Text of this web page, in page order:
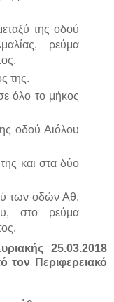
της οδού
ρεύμα
της.
όλο το μήκος
οδού Αιόλου
και στα δύο
των οδών Αθ.
στο ρεύμα
25.03.2018
Περιφερειακό